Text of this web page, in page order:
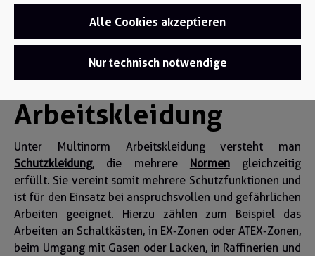
Funktionsbekleidung / Multinorm Arbeitskleidung
Multinorm
Arbeitskleidung
Unter Multinorm Arbeitskleidung versteht man
Schutzkleidung, die mehrere Normengleichzeitig
erfüllt. Sie vereint somit mehrere Schutzfunktionen und
ist für den Einsatz bei anspruchsvollen und gefährlichen
Arbeiten geeignet. Hierzu zählen zum Beispiel das
Arbeiten an Schaltkästen, in EX-Zonen oder ATEX-Zonen,
beim Umgang mit Gasen oder Lacken, in Raffinerien und
Alle Cookies akzeptieren
Nur technisch notwendige